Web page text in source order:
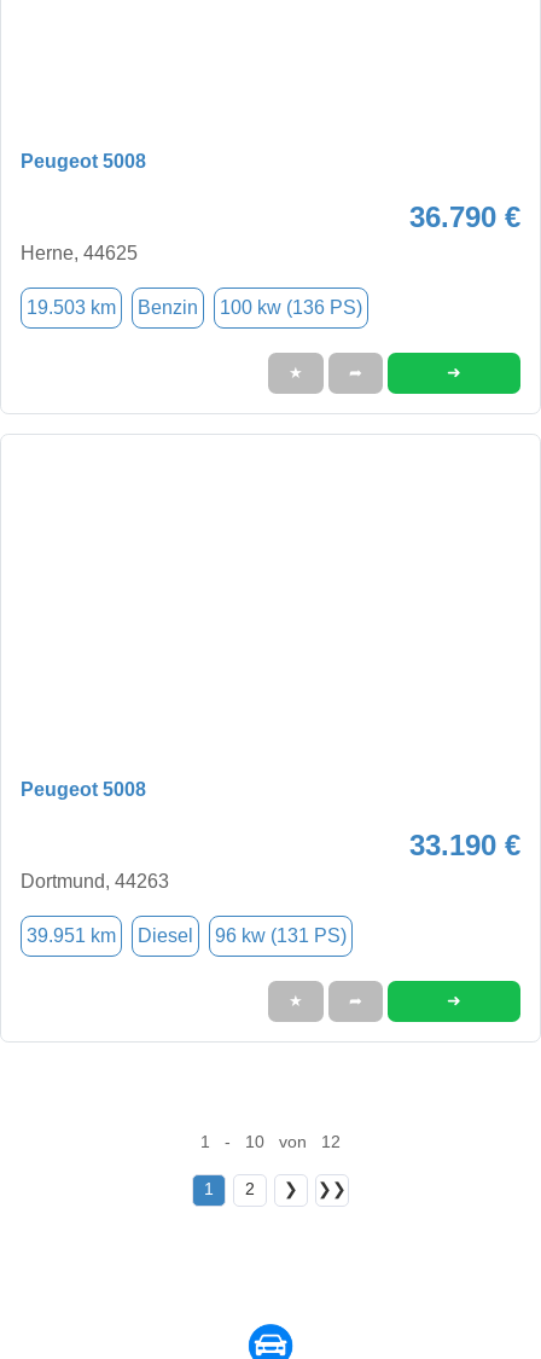
Peugeot 5008
36.790 €
Herne, 44625
19.503 km Benzin 100 kw (136 PS)
★ ➦ ➜
Peugeot 5008
33.190 €
Dortmund, 44263
39.951 km Diesel 96 kw (131 PS)
★ ➦ ➜
1 - 10 von 12
1 2 ❯ ❯❯